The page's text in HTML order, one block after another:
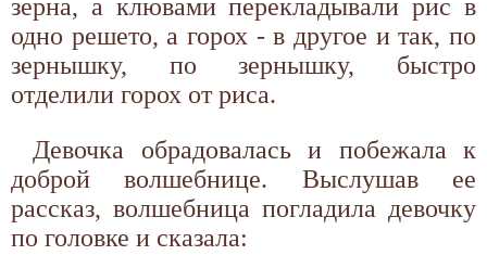
зерна, а клювами перекладывали рис в
одно решето, а горох - в другое и так, по
зернышку, по зернышку, быстро
отделили горох от риса.
Девочка обрадовалась и побежала к
доброй волшебнице. Выслушав ее
рассказ, волшебница погладила девочку
по головке и сказала: